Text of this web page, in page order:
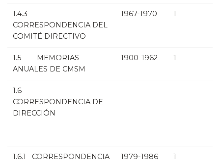
1.4.3
CORRESPONDENCIA DEL
COMITÉ DIRECTIVO
1967-1970 1
1.5 MEMORIAS
ANUALES DE CMSM
1900-1962 1
1.6
CORRESPONDENCIA DE
DIRECCIÓN
1.6.1 CORRESPONDENCIA
1979-1986 1